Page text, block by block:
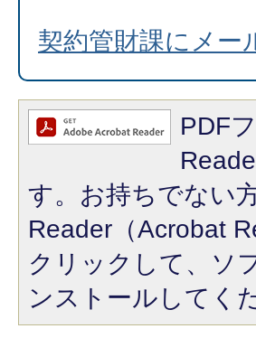
契約管財課にメー
PDF
す。お持ちでない
Reader（Acrobat
クリックして、ソ
ンストールしてく